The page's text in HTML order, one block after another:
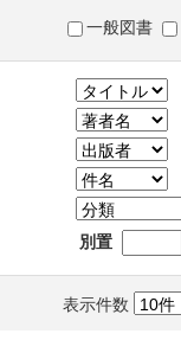
一般図書
別置
表示件数